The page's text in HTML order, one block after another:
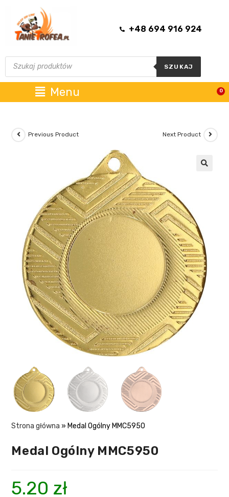
+48 694 916 924
SZUKAJ
Menu 0
Previous Product Next Product
Strona główna »Medal Ogólny MMC5950
Medal Ogólny MMC5950
5.20 zł